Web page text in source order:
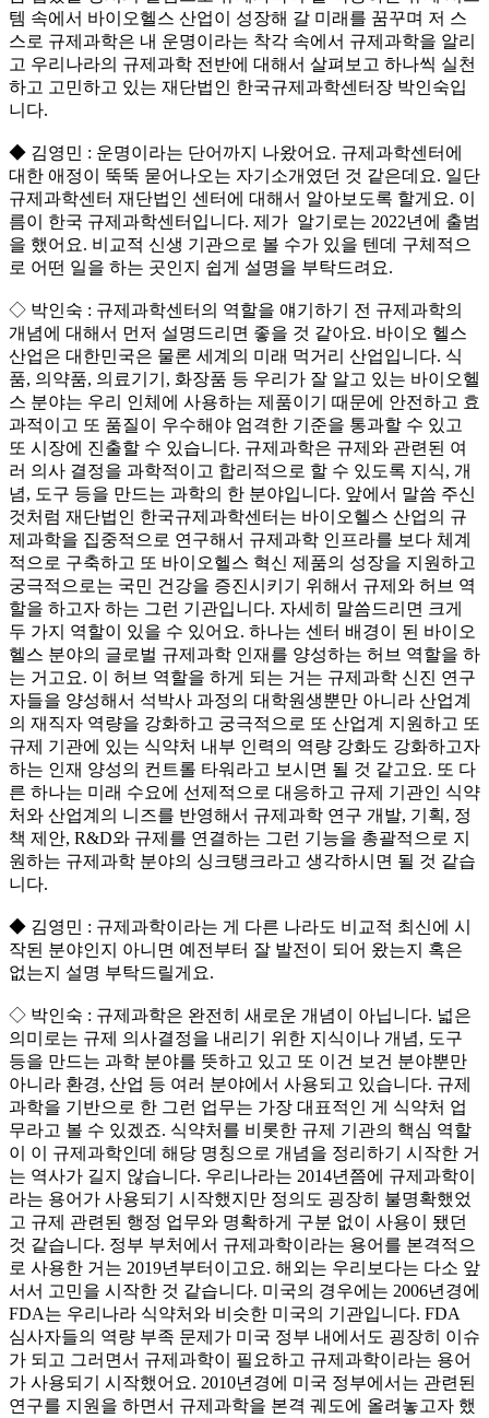
템 속에서 바이오헬스 산업이 성장해 갈 미래를 꿈꾸며 저 스
스로 규제과학은 내 운명이라는 착각 속에서 규제과학을 알리
고 우리나라의 규제과학 전반에 대해서 살펴보고 하나씩 실천
하고 고민하고 있는 재단법인 한국규제과학센터장 박인숙입
니다.
◆ 김영민 : 운명이라는 단어까지 나왔어요. 규제과학센터에
대한 애정이 뚝뚝 묻어나오는 자기소개였던 것 같은데요. 일단
규제과학센터 재단법인 센터에 대해서 알아보도록 할게요. 이
름이 한국 규제과학센터입니다. 제가 알기로는 2022년에 출범
을 했어요. 비교적 신생 기관으로 볼 수가 있을 텐데 구체적으
로 어떤 일을 하는 곳인지 쉽게 설명을 부탁드려요.
◇ 박인숙 : 규제과학센터의 역할을 얘기하기 전 규제과학의
개념에 대해서 먼저 설명드리면 좋을 것 같아요. 바이오 헬스
산업은 대한민국은 물론 세계의 미래 먹거리 산업입니다. 식
품, 의약품, 의료기기, 화장품 등 우리가 잘 알고 있는 바이오헬
스 분야는 우리 인체에 사용하는 제품이기 때문에 안전하고 효
과적이고 또 품질이 우수해야 엄격한 기준을 통과할 수 있고
또 시장에 진출할 수 있습니다. 규제과학은 규제와 관련된 여
러 의사 결정을 과학적이고 합리적으로 할 수 있도록 지식, 개
념, 도구 등을 만드는 과학의 한 분야입니다. 앞에서 말씀 주신
것처럼 재단법인 한국규제과학센터는 바이오헬스 산업의 규
제과학을 집중적으로 연구해서 규제과학 인프라를 보다 체계
적으로 구축하고 또 바이오헬스 혁신 제품의 성장을 지원하고
궁극적으로는 국민 건강을 증진시키기 위해서 규제와 허브 역
할을 하고자 하는 그런 기관입니다. 자세히 말씀드리면 크게
두 가지 역할이 있을 수 있어요. 하나는 센터 배경이 된 바이오
헬스 분야의 글로벌 규제과학 인재를 양성하는 허브 역할을 하
는 거고요. 이 허브 역할을 하게 되는 거는 규제과학 신진 연구
자들을 양성해서 석박사 과정의 대학원생뿐만 아니라 산업계
의 재직자 역량을 강화하고 궁극적으로 또 산업계 지원하고 또
규제 기관에 있는 식약처 내부 인력의 역량 강화도 강화하고자
하는 인재 양성의 컨트롤 타워라고 보시면 될 것 같고요. 또 다
른 하나는 미래 수요에 선제적으로 대응하고 규제 기관인 식약
처와 산업계의 니즈를 반영해서 규제과학 연구 개발, 기획, 정
책 제안, R&D와 규제를 연결하는 그런 기능을 총괄적으로 지
원하는 규제과학 분야의 싱크탱크라고 생각하시면 될 것 같습
니다.
◆ 김영민 : 규제과학이라는 게 다른 나라도 비교적 최신에 시
작된 분야인지 아니면 예전부터 잘 발전이 되어 왔는지 혹은
없는지 설명 부탁드릴게요.
◇ 박인숙 : 규제과학은 완전히 새로운 개념이 아닙니다. 넓은
의미로는 규제 의사결정을 내리기 위한 지식이나 개념, 도구
등을 만드는 과학 분야를 뜻하고 있고 또 이건 보건 분야뿐만
아니라 환경, 산업 등 여러 분야에서 사용되고 있습니다. 규제
과학을 기반으로 한 그런 업무는 가장 대표적인 게 식약처 업
무라고 볼 수 있겠죠. 식약처를 비롯한 규제 기관의 핵심 역할
이 이 규제과학인데 해당 명칭으로 개념을 정리하기 시작한 거
는 역사가 길지 않습니다. 우리나라는 2014년쯤에 규제과학이
라는 용어가 사용되기 시작했지만 정의도 굉장히 불명확했었
고 규제 관련된 행정 업무와 명확하게 구분 없이 사용이 됐던
것 같습니다. 정부 부처에서 규제과학이라는 용어를 본격적으
로 사용한 거는 2019년부터이고요. 해외는 우리보다는 다소 앞
서서 고민을 시작한 것 같습니다. 미국의 경우에는 2006년경에
FDA는 우리나라 식약처와 비슷한 미국의 기관입니다. FDA
심사자들의 역량 부족 문제가 미국 정부 내에서도 굉장히 이슈
가 되고 그러면서 규제과학이 필요하고 규제과학이라는 용어
가 사용되기 시작했어요. 2010년경에 미국 정부에서는 관련된
연구를 지원을 하면서 규제과학을 본격 궤도에 올려놓고자 했